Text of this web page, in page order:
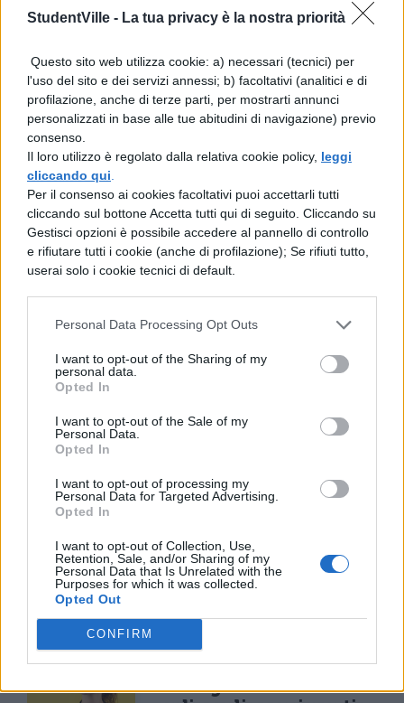
StudentVille - La tua privacy è la nostra priorità
Questo sito web utilizza cookie: a) necessari (tecnici) per
l'uso del sito e dei servizi annessi; b) facoltativi (analitici e di
profilazione, anche di terze parti, per mostrarti annunci
personalizzati in base alle tue abitudini di navigazione) previo
consenso.
Il loro utilizzo è regolato dalla relativa cookie policy, leggi
cliccando qui
Per il consenso ai cookies facoltativi puoi accettarli tutti
cliccando sul bottone Accetta tutti qui di seguito. Cliccando su
Gestisci opzioni è possibile accedere al pannello di controllo
e rifiutare tutti i cookie (anche di profilazione); Se rifiuti tutto,
userai solo i cookie tecnici di default.
Personal Data Processing Opt Outs
I want to opt-out of the Sharing of my
personal data.
Opted In
I want to opt-out of the Sale of my
Personal Data.
Opted In
I want to opt-out of processing my
Personal Data for Targeted Advertising.
Opted In
I want to opt-out of Collection, Use,
Retention, Sale, and/or Sharing of my
Personal Data that Is Unrelated with the
Purposes for which it was collected.
Opted Out
CONFIRM
TI POTREBBE INTERESSARE
Maturità 2026, il sud
ma i 100 crollano del
25% per il taglio ai
Programma Rita Levi
Montalcini, 54 vincitori
selezionati: 25,5 milioni
NEWS SCUOLA E UNIVERSITÀ
Consiglio di Stato